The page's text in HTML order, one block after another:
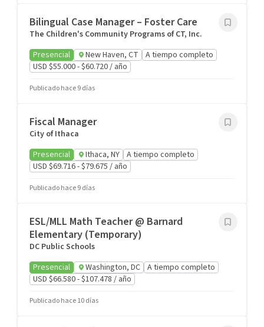
Bilingual Case Manager – Foster Care
The Children's Community Programs of CT, Inc.
Presencial
New Haven, CT
A tiempo completo
USD $55.000 - $60.720 / año
Publicado hace 9 días
Fiscal Manager
City of Ithaca
Presencial
Ithaca, NY A tiempo completo
USD $69.716 - $79.675 / año
Publicado hace 9 días
ESL/MLL Math Teacher @ Barnard
Elementary (Temporary)
DC Public Schools
Presencial
Washington, DC A tiempo completo
USD $66.580 - $107.478 / año
Publicado hace 10 días